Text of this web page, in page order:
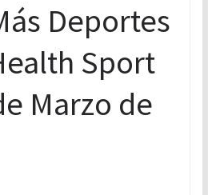
Deportes
Sport
Marzo de